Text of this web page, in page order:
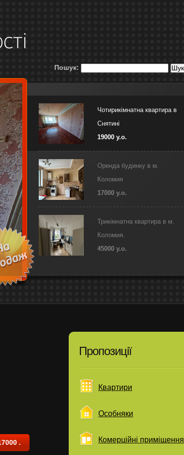
Пошук:
Чотирикімнатна квартира в
Снятині
19000 у.о.
Оренда будинку в м.
Коломия
17000 у.о.
Трикімнатна квартира в м.
Коломия.
45000 у.о.
.
Пропозиції
Квартири
Особняки
Комерційні приміщення